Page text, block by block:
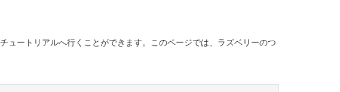
ュートリアルへ行くことができます。このページでは、ラズベリーのつ